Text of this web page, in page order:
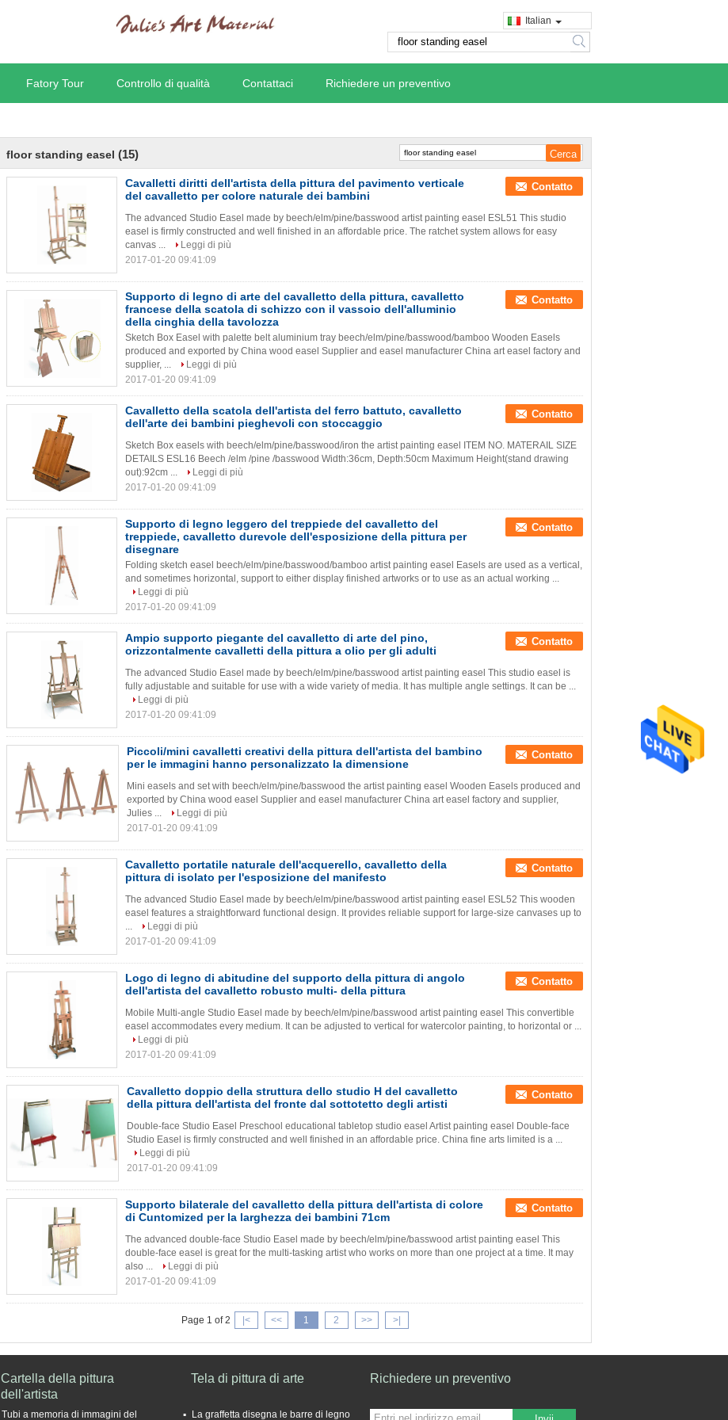
Italian
search
Fatory Tour Controllo di qualità Contattaci Richiedere un preventivo
floor standing easel (15)
Cavalletti diritti dell'artista della pittura del pavimento verticale
del cavalletto per colore naturale dei bambini
Contatto
The advanced Studio Easel made by beech/elm/pine/basswood artist painting easel ESL51 This studio
easel is firmly constructed and well finished in an affordable price. The ratchet system allows for easy
canvas ...
Leggi di più
2017-01-20 09:41:09
Supporto di legno di arte del cavalletto della pittura, cavalletto
francese della scatola di schizzo con il vassoio dell'alluminio
della cinghia della tavolozza
Contatto
Sketch Box Easel with palette belt aluminium tray beech/elm/pine/basswood/bamboo Wooden Easels
produced and exported by China wood easel Supplier and easel manufacturer China art easel factory and
supplier, ...
Leggi di più
2017-01-20 09:41:09
Cavalletto della scatola dell'artista del ferro battuto, cavalletto
dell'arte dei bambini pieghevoli con stoccaggio
Contatto
Sketch Box easels with beech/elm/pine/basswood/iron the artist painting easel ITEM NO. MATERAIL SIZE
DETAILS ESL16 Beech /elm /pine /basswood Width:36cm, Depth:50cm Maximum Height(stand drawing
out):92cm ...
Leggi di più
2017-01-20 09:41:09
Supporto di legno leggero del treppiede del cavalletto del
treppiede, cavalletto durevole dell'esposizione della pittura per
disegnare
Contatto
Folding sketch easel beech/elm/pine/basswood/bamboo artist painting easel Easels are used as a vertical,
and sometimes horizontal, support to either display finished artworks or to use as an actual working ...
Leggi di più
2017-01-20 09:41:09
Ampio supporto piegante del cavalletto di arte del pino,
orizzontalmente cavalletti della pittura a olio per gli adulti
Contatto
The advanced Studio Easel made by beech/elm/pine/basswood artist painting easel This studio easel is
fully adjustable and suitable for use with a wide variety of media. It has multiple angle settings. It can be ...
Leggi di più
2017-01-20 09:41:09
Piccoli/mini cavalletti creativi della pittura dell'artista del bambino
per le immagini hanno personalizzato la dimensione
Contatto
Mini easels and set with beech/elm/pine/basswood the artist painting easel Wooden Easels produced and
exported by China wood easel Supplier and easel manufacturer China art easel factory and supplier,
Julies ...
Leggi di più
2017-01-20 09:41:09
Cavalletto portatile naturale dell'acquerello, cavalletto della
pittura di isolato per l'esposizione del manifesto
Contatto
The advanced Studio Easel made by beech/elm/pine/basswood artist painting easel ESL52 This wooden
easel features a straightforward functional design. It provides reliable support for large-size canvases up to
...
Leggi di più
2017-01-20 09:41:09
Logo di legno di abitudine del supporto della pittura di angolo
dell'artista del cavalletto robusto multi- della pittura
Contatto
Mobile Multi-angle Studio Easel made by beech/elm/pine/basswood artist painting easel This convertible
easel accommodates every medium. It can be adjusted to vertical for watercolor painting, to horizontal or ...
Leggi di più
2017-01-20 09:41:09
Cavalletto doppio della struttura dello studio H del cavalletto
della pittura dell'artista del fronte dal sottotetto degli artisti
Contatto
Double-face Studio Easel Preschool educational tabletop studio easel Artist painting easel Double-face
Studio Easel is firmly constructed and well finished in an affordable price. China fine arts limited is a ...
Leggi di più
2017-01-20 09:41:09
Supporto bilaterale del cavalletto della pittura dell'artista di colore
di Cuntomized per la larghezza dei bambini 71cm
Contatto
The advanced double-face Studio Easel made by beech/elm/pine/basswood artist painting easel This
double-face easel is great for the multi-tasking artist who works on more than one project at a time. It may
also ...
Leggi di più
2017-01-20 09:41:09
Page 1 of 2 |< << 1 2 >> >|
Cartella della pittura
dell'artista
Tubi a memoria di immagini del
Tela di pittura di arte
La graffetta disegna le barre di legno
Richiedere un preventivo